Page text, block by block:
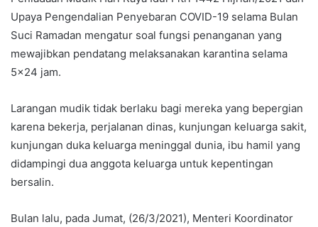
Upaya Pengendalian Penyebaran COVID-19 selama Bulan
Suci Ramadan mengatur soal fungsi penanganan yang
mewajibkan pendatang melaksanakan karantina selama
5×24 jam.
Larangan mudik tidak berlaku bagi mereka yang bepergian
karena bekerja, perjalanan dinas, kunjungan keluarga sakit,
kunjungan duka keluarga meninggal dunia, ibu hamil yang
didampingi dua anggota keluarga untuk kepentingan
bersalin.
Bulan lalu, pada Jumat, (26/3/2021), Menteri Koordinator